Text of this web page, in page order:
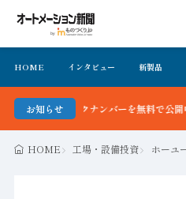
HOME インタビュー 新製品
お知らせ
バックナンバーを無料で公開中 詳細は
HOME 工場・設備投資 ホーユ